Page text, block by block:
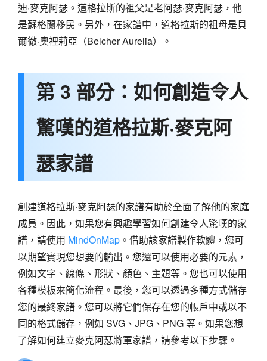
迪·麥克阿瑟。道格拉斯的祖父是老阿瑟·麥克阿瑟，他
是蘇格蘭移民。另外，在家譜中，道格拉斯的祖母是貝
爾徹·奧裡莉亞（Belcher Aurelia）。
第 3 部分：如何創造令人
驚嘆的道格拉斯·麥克阿
瑟家譜
創建道格拉斯·麥克阿瑟的家譜有助於全面了解他的家庭
成員。因此，如果您有興趣學習如何創建令人驚嘆的家
譜，請使用 MindOnMap 。借助該家譜製作軟體，您可
以期望實現您想要的輸出。您還可以使用必要的元素，
例如文字、線條、形狀、顏色、主題等。您也可以使用
各種模板來簡化流程。最後，您可以透過多種方式儲存
您的最終家譜。您可以將它們保存在您的帳戶中或以不
同的格式儲存，例如 SVG、JPG、PNG 等。如果您想
了解如何建立麥克阿瑟將軍家譜，請參考以下步驟。